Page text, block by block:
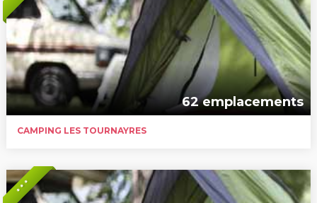
62 emplacements
CAMPING LES TOURNAYRES
* * *